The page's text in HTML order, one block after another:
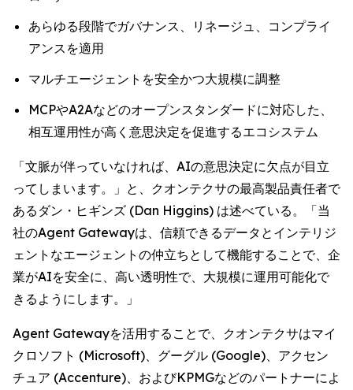
あらゆる段階でガバナンス、リネージュ、コンプライ
アンスを適用
マルチエージェントを安全かつ大規模に調整
MCPやA2Aなどのオープンスタンダードに対応した、
相互運用性が高く意思決定を促進するエコシステム
「文脈が伴っていなければ、AIの意思決定に欠点が目立
ってしまいます。」と、クオンテクサの最高製品責任者で
あるダン・ヒギンズ (Dan Higgins) は述べている。「当
社のAgent Gatewayは、信頼できるデータとインテリジ
ェントなエージェントの仲立ちとして機能することで、企
業がAIを安全に、高い透明性で、大規模に運用可能化で
きるようにします。」
Agent Gatewayを活用することで、クオンテクサはマイ
クロソフト (Microsoft)、グーグル (Google)、アクセン
チュア (Accenture)、およびKPMGなどのパートナーによ